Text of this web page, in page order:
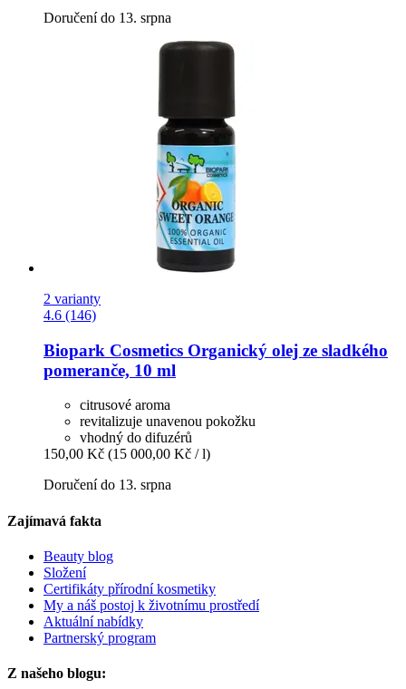
Doručení do 13. srpna
2 varianty
4.6 (146)
Biopark Cosmetics Organický olej ze sladkého
pomeranče, 10 ml
citrusové aroma
revitalizuje unavenou pokožku
vhodný do difuzérů
150,00 Kč (15 000,00 Kč / l)
Doručení do 13. srpna
Zajímavá fakta
Beauty blog
Složení
Certifikáty přírodní kosmetiky
My a náš postoj k životnímu prostředí
Aktuální nabídky
Partnerský program
Z našeho blogu: